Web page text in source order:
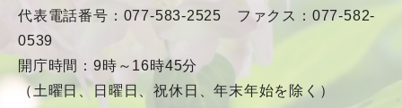
代表電話番号：077-583-2525 ファクス：077-582-
0539
開庁時間：9時～16時45分
（土曜日、日曜日、祝休日、年末年始を除く）